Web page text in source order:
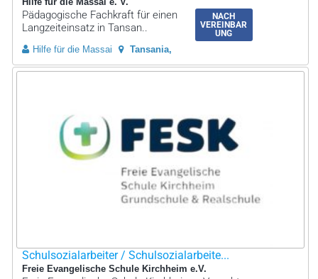
NACH
VEREINBAR
UNG
Pädagogische Fachkraft für einen
Langzeiteinsatz in Tansan..
Hilfe für die Massai Tansania
Schulsozialarbeiter / Schulsozialarbeite...
Freie Evangelische Schule Kirchheim e.V.